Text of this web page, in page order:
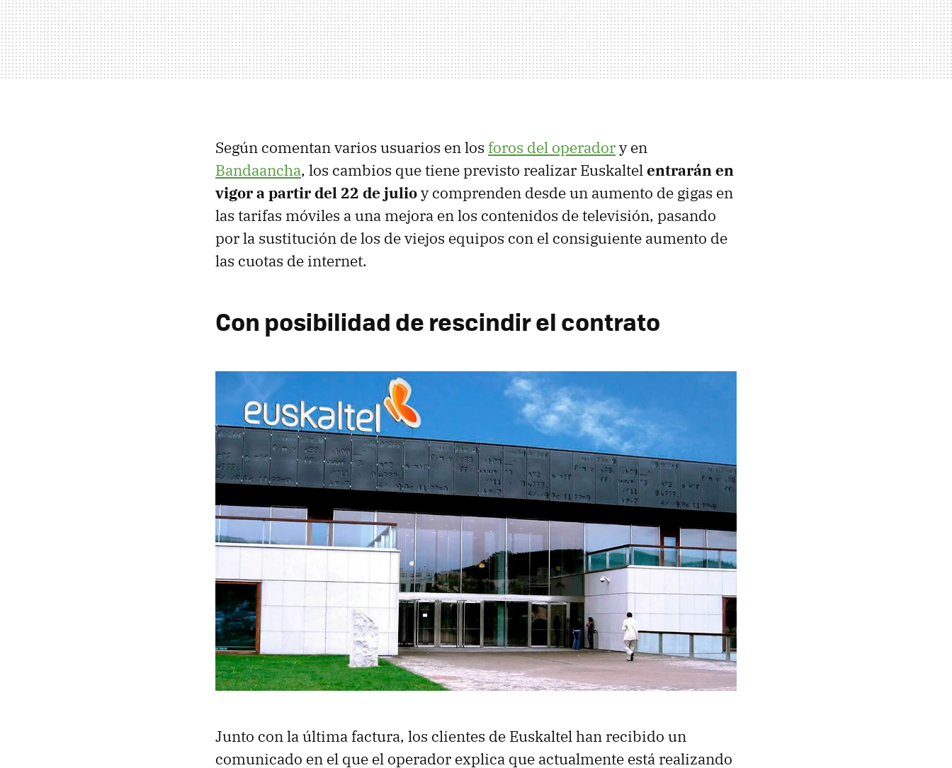
Según comentan varios usuarios en los foros del operadory en
Bandaancha, los cambios que tiene previsto realizar Euskaltelentrarán en
vigor a partir del 22 de julioy comprenden desde un aumento de gigas en
las tarifas móviles a una mejora en los contenidos de televisión, pasando
por la sustitución de los de viejos equipos con el consiguiente aumento de
las cuotas de internet.
Con posibilidad de rescindir el contrato
Junto con la última factura, los clientes de Euskaltel han recibido un
comunicado en el que el operador explica que actualmente está realizando